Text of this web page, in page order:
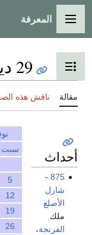
القائمة الرئيسية
المعرفة
تبديل عرض جدول
29 ديسمبر
مقالة ناقش هذه
سبت
5
12
19
26
أحداث
875
-
شارل
الأصلع
ملك
الفرنجة،